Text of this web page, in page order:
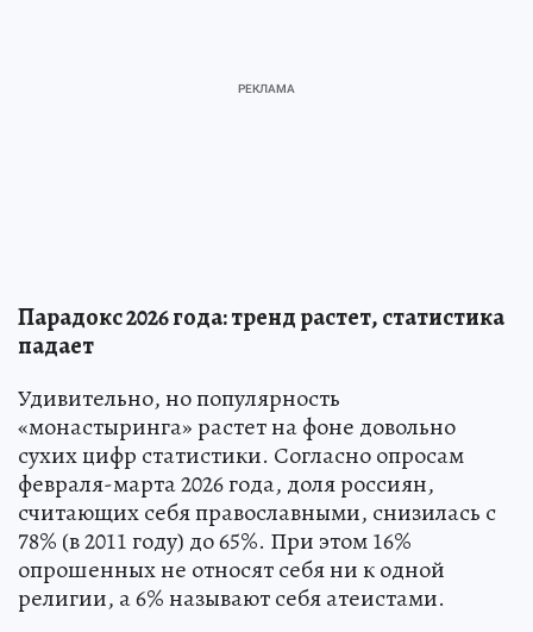
Парадокс 2026 года: тренд растет, статистика
падает
Удивительно, но популярность
«монастыринга» растет на фоне довольно
сухих цифр статистики. Согласно опросам
февраля-марта 2026 года, доля россиян,
считающих себя православными, снизилась с
78% (в 2011 году) до 65%. При этом 16%
опрошенных не относят себя ни к одной
религии, а 6% называют себя атеистами.